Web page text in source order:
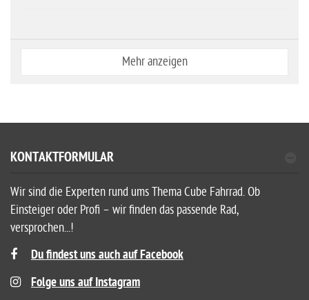
Mehr anzeigen
KONTAKTFORMULAR
Wir sind die Experten rund ums Thema Cube Fahrrad. Ob
Einsteiger oder Profi – wir finden das passende Rad,
versprochen...!
Du findest uns auch auf Facebook
Folge uns auf Instagram